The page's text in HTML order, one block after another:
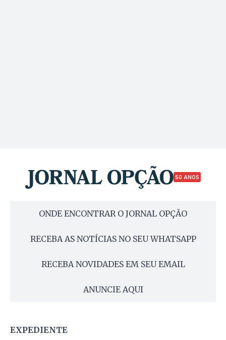
50 ANOS
ONDE ENCONTRAR O JORNAL OPÇÃO
RECEBA AS NOTÍCIAS NO SEU WHATSAPP
RECEBA NOVIDADES EM SEU EMAIL
ANUNCIE AQUI
EXPEDIENTE